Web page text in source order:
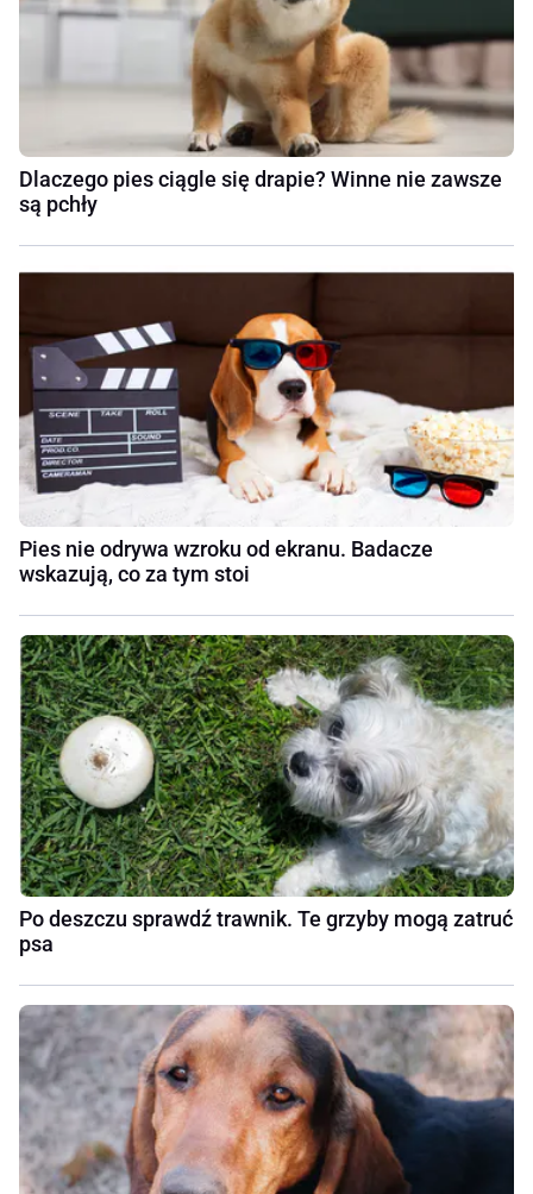
Dlaczego pies ciągle się drapie? Winne nie zawsze
są pchły
Pies nie odrywa wzroku od ekranu. Badacze
wskazują, co za tym stoi
Po deszczu sprawdź trawnik. Te grzyby mogą zatruć
psa